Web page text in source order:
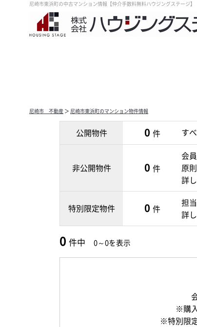
尼崎市東浜町の中古マンション情報【仲介手数料無料ハウジングステージ】
尼崎市 不動産 ＞ 尼崎市東浜町のマンション物件情報
公開物件 0 件 す
非公開物件 0 件
会
原
詳
特別限定物件 0 件
担
詳
0 件中 0～0を表示
※購
※特別限